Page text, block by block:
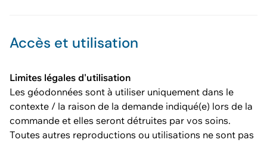
Accès et utilisation
Limites légales d'utilisation
Les géodonnées sont à utiliser uniquement dans le
contexte / la raison de la demande indiqué(e) lors de la
commande et elles seront détruites par vos soins.
Toutes autres reproductions ou utilisations ne sont pas